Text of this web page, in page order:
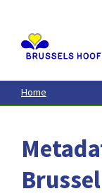
contenu
principal
Home